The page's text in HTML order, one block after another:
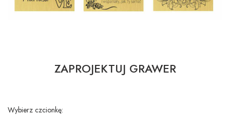
ZAPROJEKTUJ GRAWER
Wybierz czcionkę: